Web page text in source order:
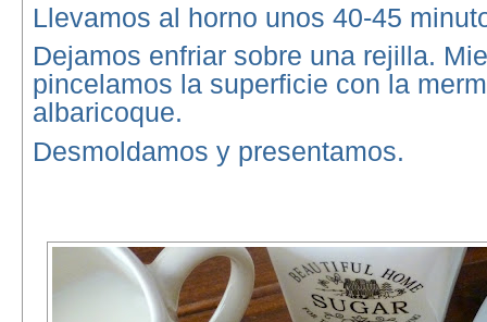
Llevamos al horno unos 40-45
Dejamos enfriar sobre una rejilla.
pincelamos la superficie con la
albaricoque.
Desmoldamos y presentamos.